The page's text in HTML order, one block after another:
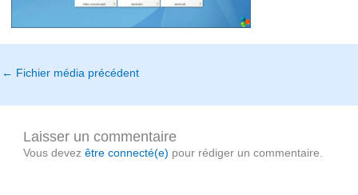
← Fichier média précédent
Laisser un commentaire
Vous devezêtre connecté(e) pour rédiger un commentaire.